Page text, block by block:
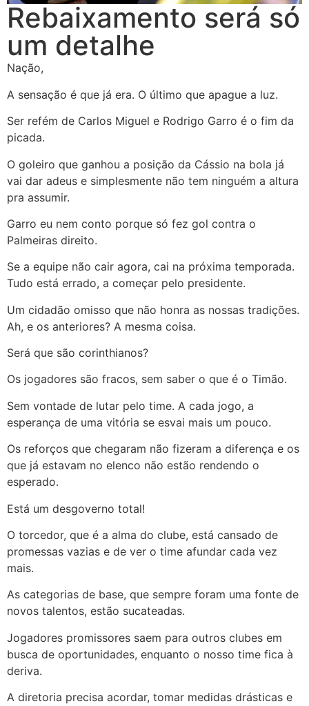
Rebaixamento será só
um detalhe
Nação,
A sensação é que já era. O último que apague a luz.
Ser refém de Carlos Miguel e Rodrigo Garro é o fim da
picada.
O goleiro que ganhou a posição da Cássio na bola já
vai dar adeus e simplesmente não tem ninguém a altura
pra assumir.
Garro eu nem conto porque só fez gol contra o
Palmeiras direito.
Se a equipe não cair agora, cai na próxima temporada.
Tudo está errado, a começar pelo presidente.
Um cidadão omisso que não honra as nossas tradições.
Ah, e os anteriores? A mesma coisa.
Será que são corinthianos?
Os jogadores são fracos, sem saber o que é o Timão.
Sem vontade de lutar pelo time. A cada jogo, a
esperança de uma vitória se esvai mais um pouco.
Os reforços que chegaram não fizeram a diferença e os
que já estavam no elenco não estão rendendo o
esperado.
Está um desgoverno total!
O torcedor, que é a alma do clube, está cansado de
promessas vazias e de ver o time afundar cada vez
mais.
As categorias de base, que sempre foram uma fonte de
novos talentos, estão sucateadas.
Jogadores promissores saem para outros clubes em
busca de oportunidades, enquanto o nosso time fica à
deriva.
A diretoria precisa acordar, tomar medidas drásticas e